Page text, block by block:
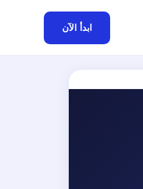
ابدأ الآن